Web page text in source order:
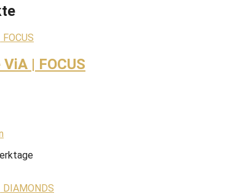
| FOCUS